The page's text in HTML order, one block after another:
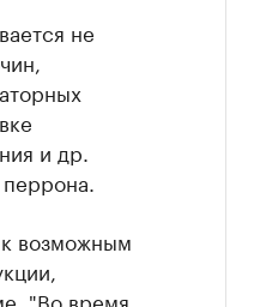
не
и др.
возможным
"Во время